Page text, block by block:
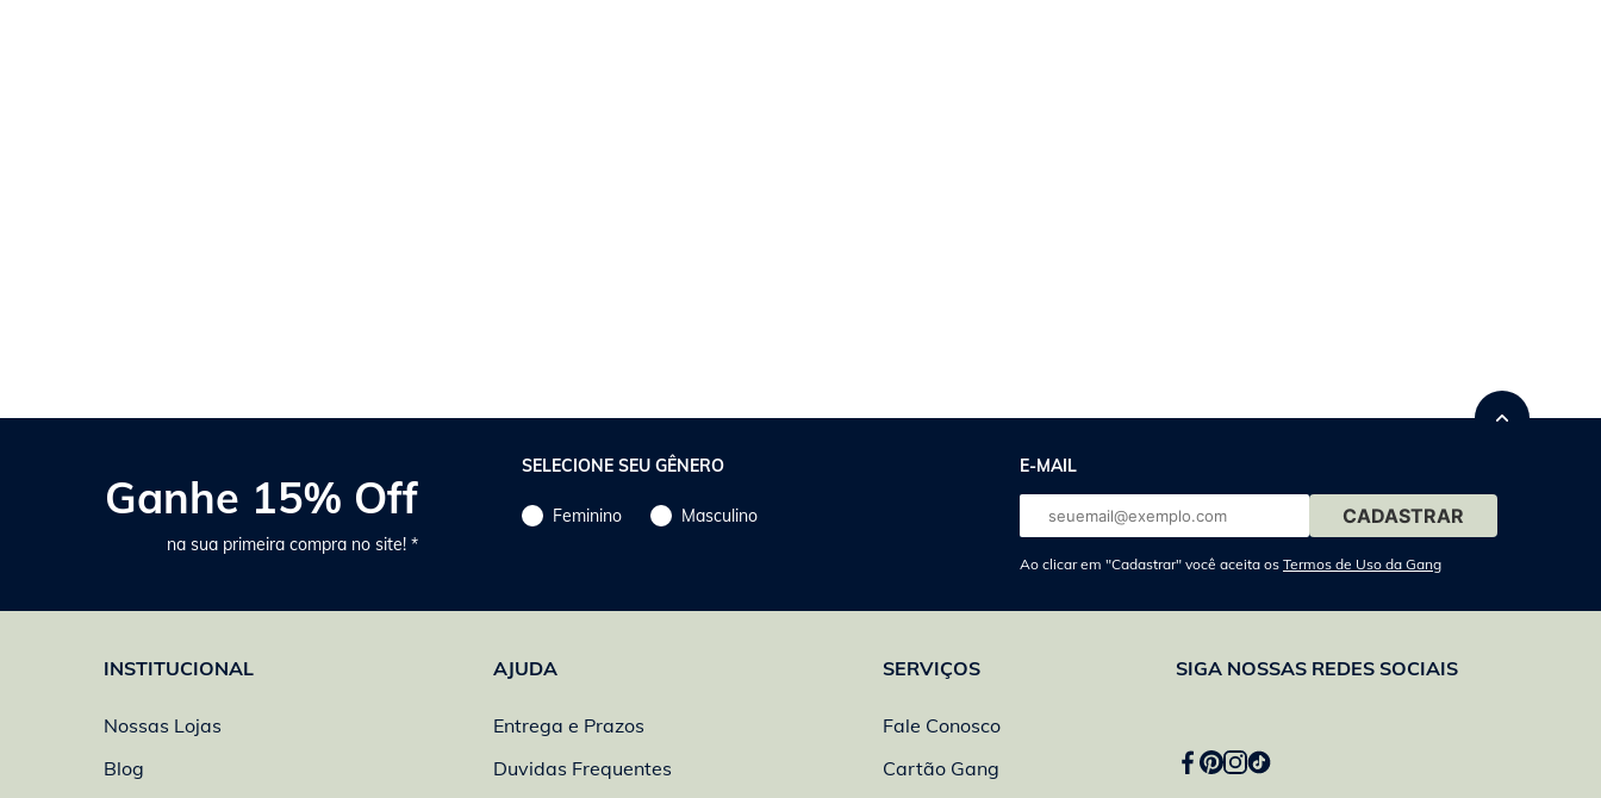
Ganhe 15% Off
na sua primeira compra no site! *
SELECIONE SEU GÊNERO
Feminino Masculino
E-MAIL
E-
mail
Ao clicar em "Cadastrar" você aceita os Termos de Uso da Gang
INSTITUCIONAL
Nossas Lojas
Blog
AJUDA
Entrega e Prazos
Duvidas Frequentes
SERVIÇOS
Fale Conosco
Cartão Gang
SIGA NOSSAS REDES SOCIAIS